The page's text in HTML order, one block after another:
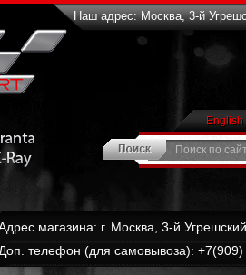
Наш адрес: Москва, 3-й
магазина: г. Москва, 3-й
Доп. телефон (для самовывоза):